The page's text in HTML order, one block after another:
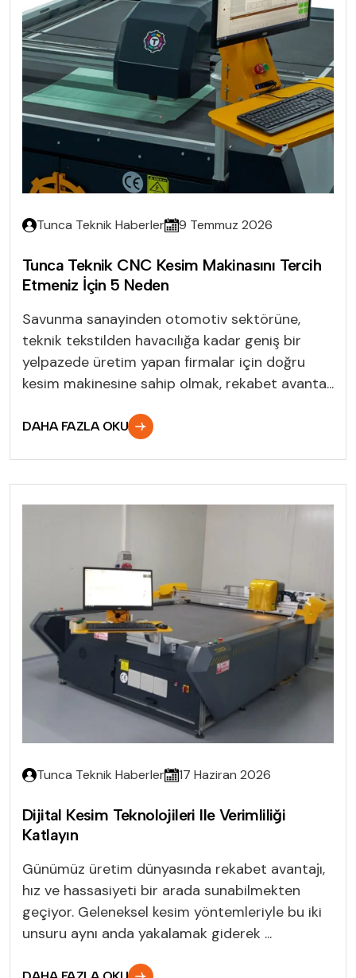
Tunca Teknik Haberler 9 Temmuz 2026
Tunca Teknik CNC Kesim Makinasını Tercih
Etmeniz İçin 5 Neden
Savunma sanayinden otomotiv sektörüne,
teknik tekstilden havacılığa kadar geniş bir
yelpazede üretim yapan firmalar için doğru
kesim makinesine sahip olmak, rekabet avanta...
DAHA FAZLA OKU
Tunca Teknik Haberler 17 Haziran 2026
Dijital Kesim Teknolojileri Ile Verimliliği
Katlayın
Günümüz üretim dünyasında rekabet avantajı,
hız ve hassasiyeti bir arada sunabilmekten
geçiyor. Geleneksel kesim yöntemleriyle bu iki
unsuru aynı anda yakalamak giderek ...